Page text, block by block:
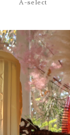
ACCESS
GALLERY
DIARY
CONTACT
ONLINE SHOP
A-select